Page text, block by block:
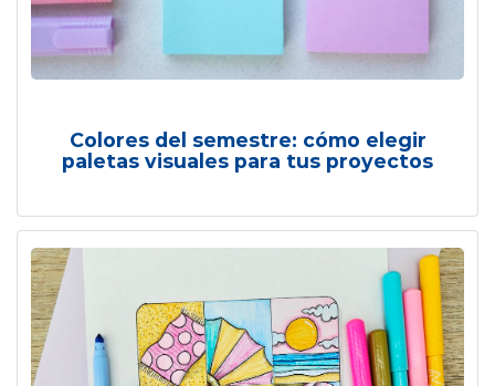
Colores del semestre: cómo elegir
paletas visuales para tus proyectos